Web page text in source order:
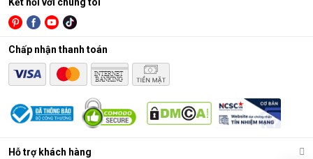
Điều hòa di động là gì?
Các chức năng chính của máy bao gồm: Làm lạnh, quạt gió,
Hỗ trợ khách hàng
Kết nối với chúng tôi
Chấp nhận thanh toán